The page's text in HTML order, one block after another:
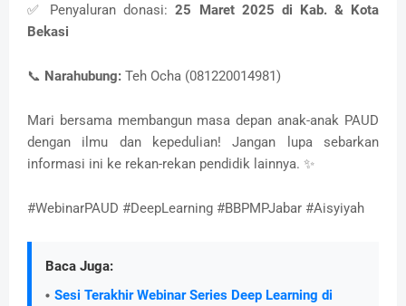
✅ Penyaluran donasi:25 Maret 2025 di Kab. & Kota
Bekasi
📞 Narahubung: Teh Ocha (081220014981)
Mari bersama membangun masa depan anak-anak PAUD
dengan ilmu dan kepedulian! Jangan lupa sebarkan
informasi ini ke rekan-rekan pendidik lainnya. ✨
#WebinarPAUD #DeepLearning #BBPMPJabar #Aisyiyah
Baca Juga:
Sesi Terakhir Webinar Series Deep Learning di